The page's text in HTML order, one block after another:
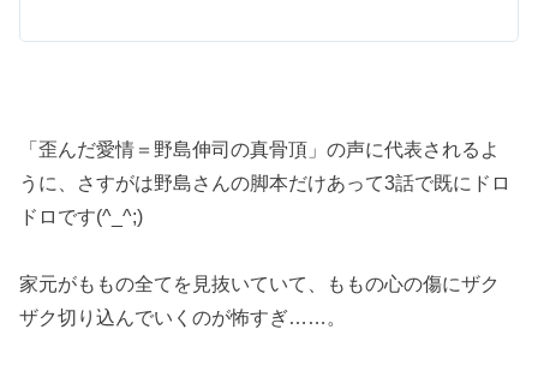
「歪んだ愛情＝野島伸司の真骨頂」の声に代表されるよ
うに、さすがは野島さんの脚本だけあって3話で既にドロ
ドロです(^_^;)
家元がももの全てを見抜いていて、ももの心の傷にザク
ザク切り込んでいくのが怖すぎ……。